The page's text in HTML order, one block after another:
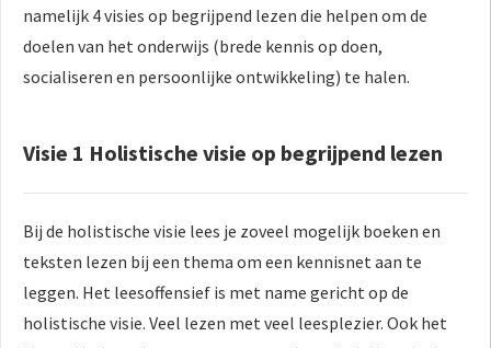
namelijk 4 visies op begrijpend lezen die helpen om de
doelen van het onderwijs (brede kennis op doen,
socialiseren en persoonlijke ontwikkeling) te halen.
Visie 1 Holistische visie op begrijpend lezen
Bij de holistische visie lees je zoveel mogelijk boeken en
teksten lezen bij een thema om een kennisnet aan te
leggen. Het leesoffensief is met name gericht op de
holistische visie. Veel lezen met veel leesplezier. Ook het